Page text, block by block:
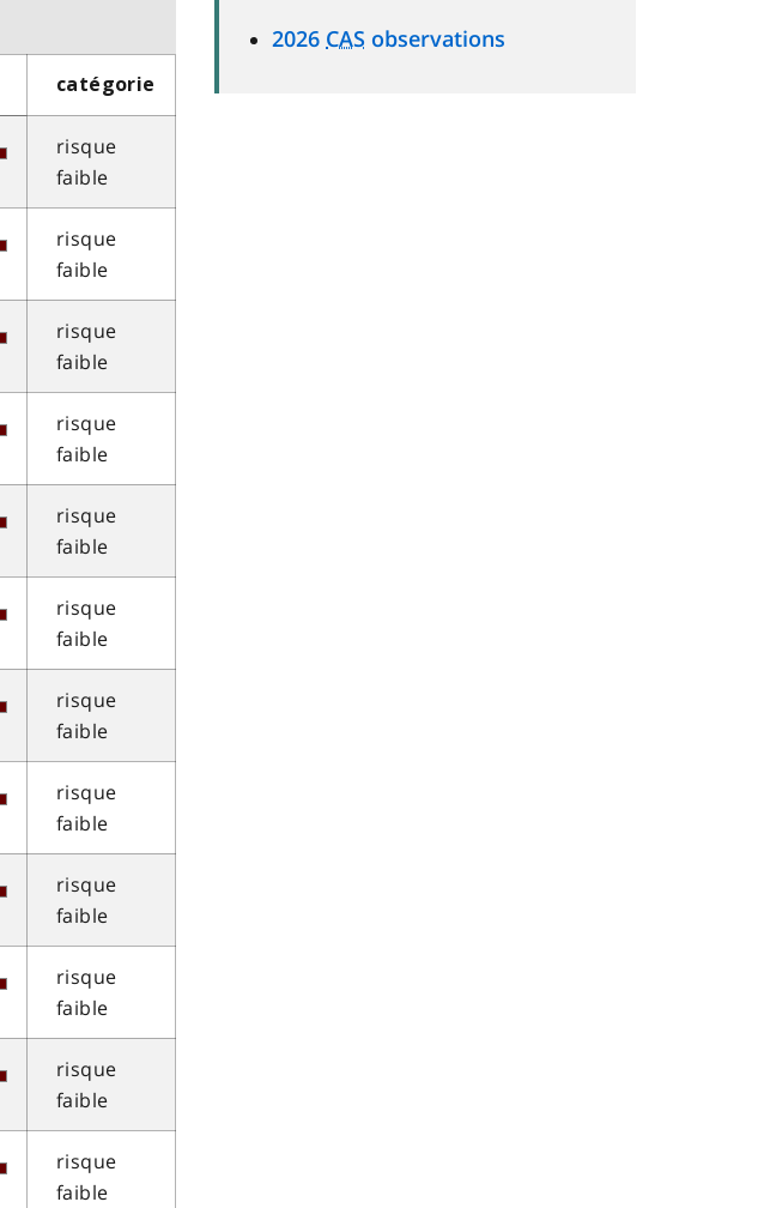
catégorie
risque
faible
risque
faible
risque
faible
risque
faible
risque
faible
risque
faible
risque
faible
risque
faible
risque
faible
risque
faible
risque
faible
risque
faible
2026 CAS observations